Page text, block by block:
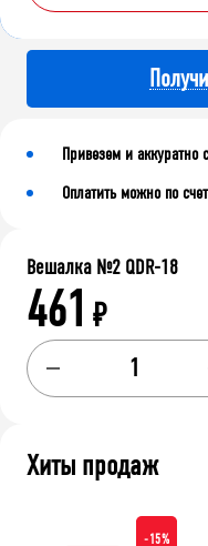
Привезем и аккуратно
Оплатить можно по
Вешалка №2 QDR-18
461 ₽
Хиты продаж
-15%